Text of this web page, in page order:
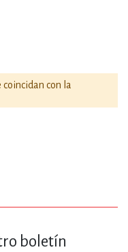
con la
boletín